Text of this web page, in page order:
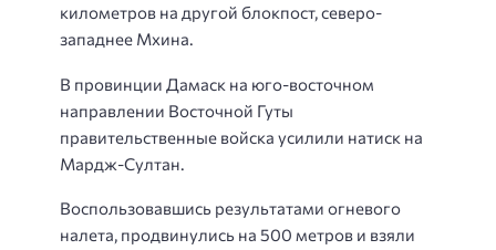
километров на другой блокпост, северо-
западнее Мхина.
В провинции Дамаск на юго-восточном
направлении Восточной Гуты
правительственные войска усилили натиск на
Мардж-Султан.
Воспользовавшись результатами огневого
налета, продвинулись на 500 метров и взяли